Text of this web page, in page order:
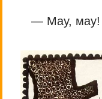
— Мау, мау!